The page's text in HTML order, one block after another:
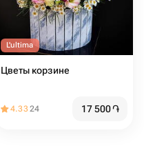
L'ultima
Цветы корзине
4.3324 17 500֏